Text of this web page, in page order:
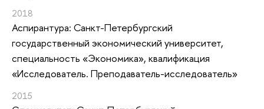
2018
Аспирантура: Санкт-Петербургский
государственный экономический университет,
специальность «Экономика», квалификация
«Исследователь. Преподаватель-исследователь»
2015